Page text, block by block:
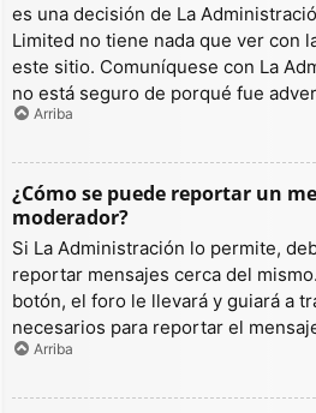
es una decisión de La
Limited no tiene nada que ver con
este sitio. Comuníquese con La
no está seguro de porqué fue
Arriba
¿Cómo se puede reportar un
moderador?
Si La Administración lo permite,
reportar mensajes cerca del
botón, el foro le llevará y guiará a
necesarios para reportar el
Arriba